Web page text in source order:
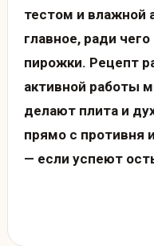
тестом и влажной
главное, ради
пирожки. Рецепт
активной работы
делают плита и
прямо с противня
— если успеют